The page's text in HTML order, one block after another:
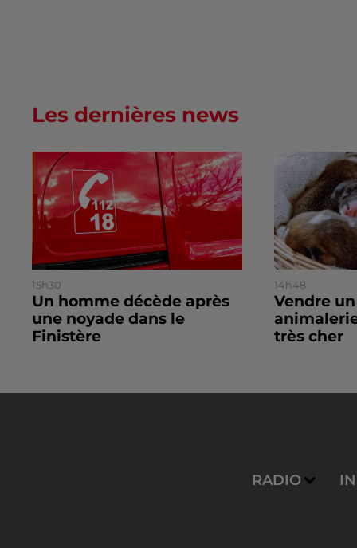
Les dernières news
15h30
Un homme décède après
une noyade dans le
Finistère
14h48
Vendre
très cher
RADIO